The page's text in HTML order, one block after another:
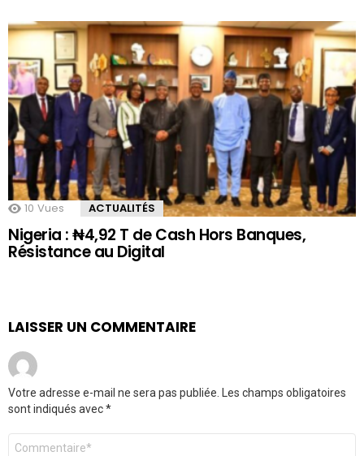
10 Vues ACTUALITÉS
Nigeria : ₦4,92 T de Cash Hors Banques,
Résistance au Digital
LAISSER UN COMMENTAIRE
Votre adresse e-mail ne sera pas publiée.
Les champs obligatoires
sont indiqués avec*
Commentaire